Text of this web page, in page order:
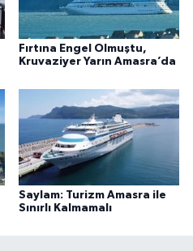
Fırtına Engel Olmuştu,
Kruvaziyer Yarın Amasra’da
Saylam: Turizm Amasra ile
Sınırlı Kalmamalı